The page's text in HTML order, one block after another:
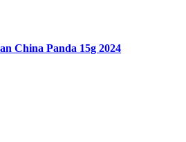
China Panda 15g 2024